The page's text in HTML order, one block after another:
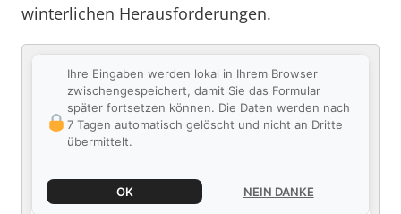
winterlichen Herausforderungen.
Ihre Eingaben werden lokal in Ihrem Browser
zwischengespeichert, damit Sie das Formular
später fortsetzen können. Die Daten werden nach
7 Tagen automatisch gelöscht und nicht an Dritte
übermittelt.
OK NEIN DANKE